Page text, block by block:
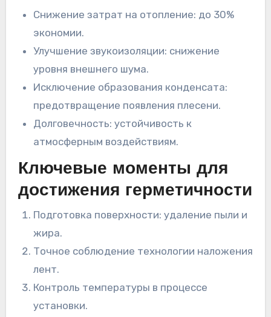
Снижение затрат на отопление: до 30%
экономии.
Улучшение звукоизоляции: снижение
уровня внешнего шума.
Исключение образования конденсата:
предотвращение появления плесени.
Долговечность: устойчивость к
атмосферным воздействиям.
Ключевые моменты для
достижения герметичности
Подготовка поверхности: удаление пыли и
жира.
Точное соблюдение технологии наложения
лент.
Контроль температуры в процессе
установки.